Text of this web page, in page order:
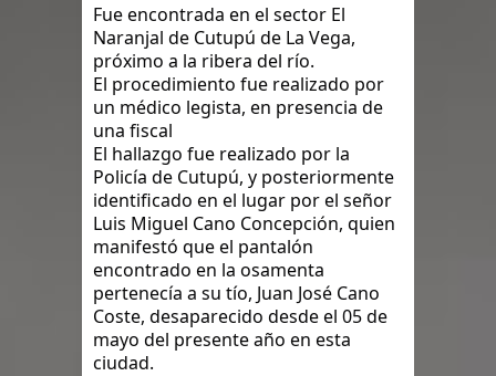
reformado Código Penal de RD
Demanda eléctrica de RD rompió de
nuevo su máximo histórico
Caen 11 presuntos Trinitarios por ola
terror con 5 asesinatos
Policía recupera dos armas de fuego
y tres motocicletas durante operativo
Fue encontrada en el sector El
Naranjal de Cutupú de La Vega,
próximo a la ribera del río.
El procedimiento fue realizado por
un médico legista, en presencia de
una fiscal
El hallazgo fue realizado por la
Policía de Cutupú, y posteriormente
identificado en el lugar por el señor
Luis Miguel Cano Concepción, quien
manifestó que el pantalón
encontrado en la osamenta
pertenecía a su tío, Juan José Cano
Coste, desaparecido desde el 05 de
mayo del presente año en esta
ciudad.